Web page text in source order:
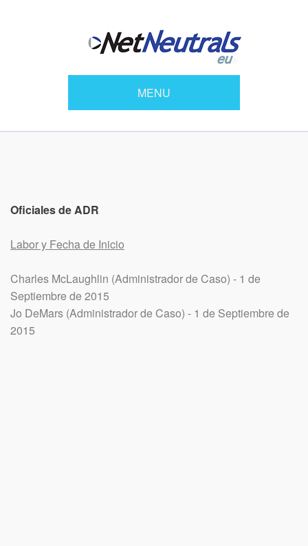
MENU
Oficiales de ADR
Labor y Fecha de Inicio
Charles McLaughlin (Administrador de Caso) - 1 de
Septiembre de 2015
Jo DeMars (Administrador de Caso) - 1 de Septiembre de
2015